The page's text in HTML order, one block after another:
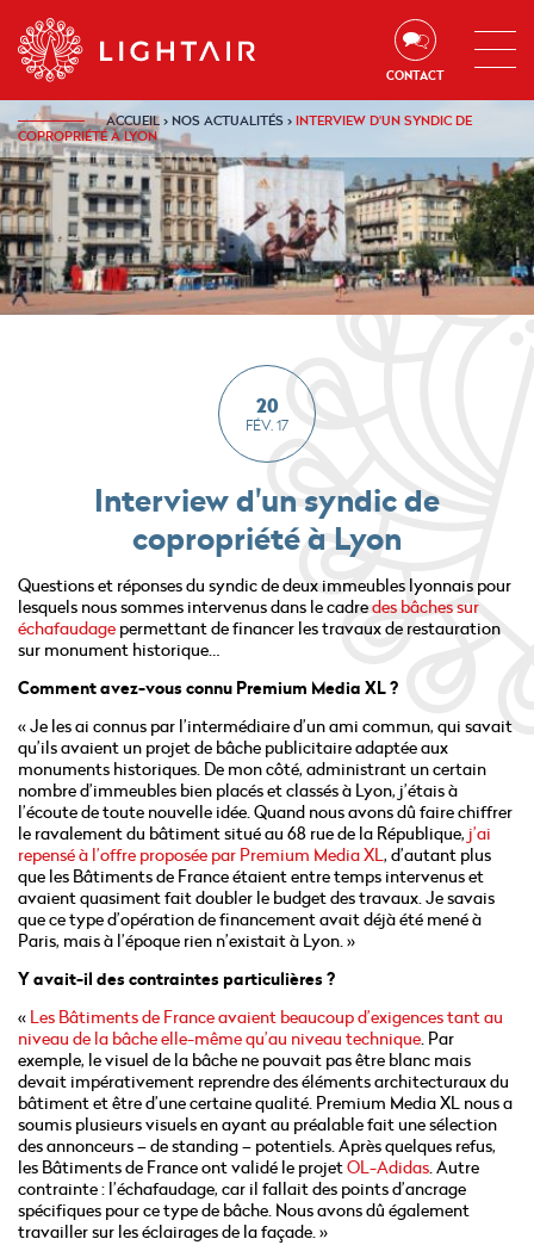
Aller au contenu Aller à la recherche
CONTACT
ACCUEIL› NOS ACTUALITÉS›INTERVIEW D'UN SYNDIC DE
COPROPRIÉTÉ À LYON
Interview d'un syndic de
copropriété à Lyon
20
FÉV. 17
Questions et réponses du syndic de deux immeubles lyonnais pour
lesquels nous sommes intervenus dans le cadredes bâches sur
échafaudage permettant de financer les travaux de restauration
sur monument historique…
Comment avez-vous connu Premium Media XL ?
« Je les ai connus par l’intermédiaire d’un ami commun, qui savait
qu’ils avaient un projet de bâche publicitaire adaptée aux
monuments historiques. De mon côté, administrant un certain
nombre d’immeubles bien placés et classés à Lyon, j’étais à
l’écoute de toute nouvelle idée. Quand nous avons dû faire chiffrer
le ravalement du bâtiment situé au 68 rue de la République, j’ai
repensé à l’offre proposée par Premium Media XL, d’autant plus
que les Bâtiments de France étaient entre temps intervenus et
avaient quasiment fait doubler le budget des travaux. Je savais
que ce type d’opération de financement avait déjà été mené à
Paris, mais à l’époque rien n’existait à Lyon. »
Y avait-il des contraintes particulières ?
« Les Bâtiments de France avaient beaucoup d’exigences tant au
niveau de la bâche elle-même qu’au niveau technique. Par
exemple, le visuel de la bâche ne pouvait pas être blanc mais
devait impérativement reprendre des éléments architecturaux du
bâtiment et être d’une certaine qualité. Premium Media XL nous a
soumis plusieurs visuels en ayant au préalable fait une sélection
des annonceurs – de standing – potentiels. Après quelques refus,
les Bâtiments de France ont validé le projetOL-Adidas. Autre
contrainte : l’échafaudage, car il fallait des points d’ancrage
spécifiques pour ce type de bâche. Nous avons dû également
travailler sur les éclairages de la façade. »